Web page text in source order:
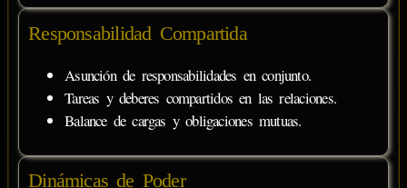
Responsabilidad Compartida
Asunción de responsabilidades en conjunto.
Tareas y deberes compartidos en las relaciones.
Balance de cargas y obligaciones mutuas.
Dinámicas de Poder